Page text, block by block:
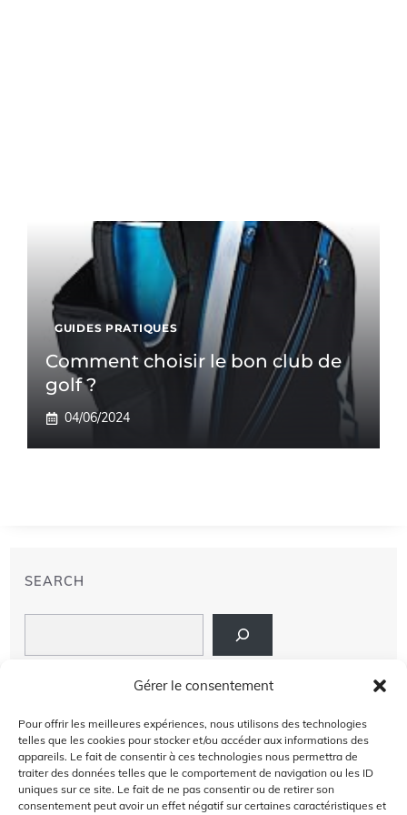
Gérer le consentement
Pour offrir les meilleures expériences, nous utilisons des technologies
telles que les cookies pour stocker et/ou accéder aux informations des
appareils. Le fait de consentir à ces technologies nous permettra de
traiter des données telles que le comportement de navigation ou les ID
uniques sur ce site. Le fait de ne pas consentir ou de retirer son
consentement peut avoir un effet négatif sur certaines caractéristiques et
GUIDES PRATIQUES
Comment choisir le bon club de
golf ?
04/06/2024
SEARCH
À PROPOS DE NOUS
AVIS DE NON-RESPONSABILITÉ